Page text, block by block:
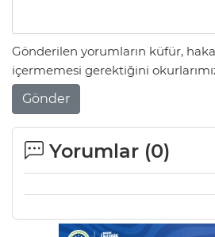
Gönderilen yorumların küfür,
içermemesi gerektiğini
Gönder
Yorumlar (0)